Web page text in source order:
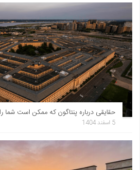
حقایقی درباره پنتاگون که ممکن است شما
5 اسفند 1404